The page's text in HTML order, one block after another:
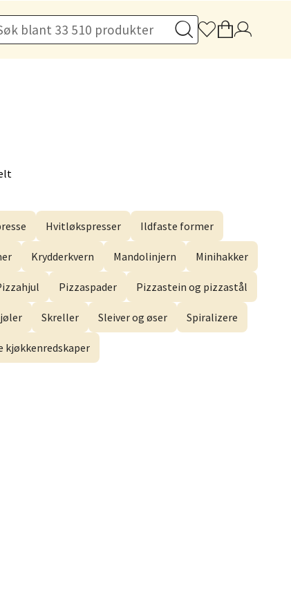
Hvitløkspresser Ildfaste former
Krydderkvern Mandolinjern Minihakker
Pizzaspader Pizzastein og pizzastål
Skreller Sleiver og øser Spiralizere
kjøkkenredskaper